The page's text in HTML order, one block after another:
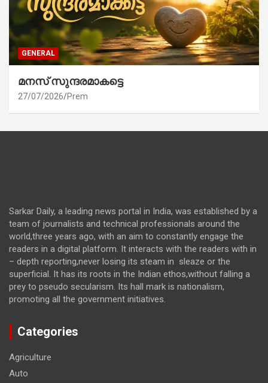
GENERAL
മനസ് സുന്ദരമാകട്ടെ
27/07/2026 Prem
Sarkar Daily, a leading news portal in India, was established by a
team of journalists and technical professionals around the
world,three years ago, with an aim to constantly engage the
readers in a digital platform. It interacts with the readers with in
– depth reporting,never losing its steam in sleaze or the
superficial. It has its roots in the Indian ethos,without falling a
prey to pseudo secularism. Its hall mark is nationalism,
promoting all the government initiatives.
Categories
Agriculture
Auto